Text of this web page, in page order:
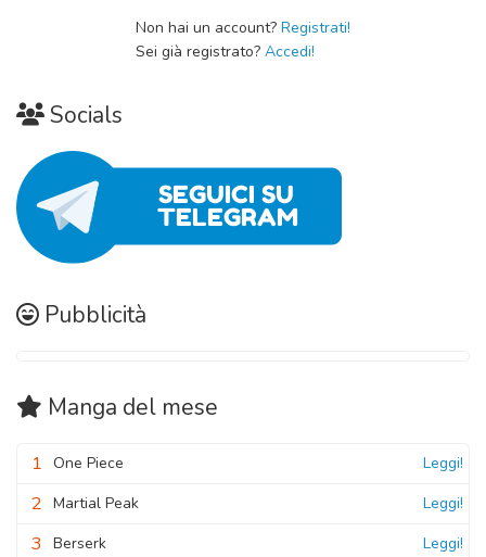
Non hai un account? Registrati!
Sei già registrato? Accedi!
Socials
Pubblicità
Manga del mese
1 One Piece Leggi!
2 Martial Peak Leggi!
3 Berserk Leggi!